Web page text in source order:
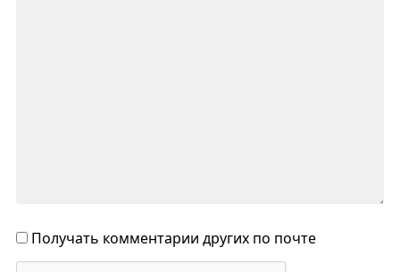
Получать комментарии других по почте